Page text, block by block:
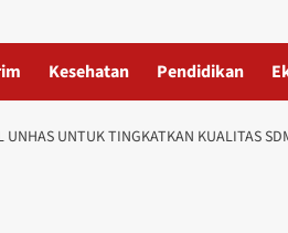
Kesehatan Pendidikan
UNHAS UNTUK TINGKATKAN KUALITAS